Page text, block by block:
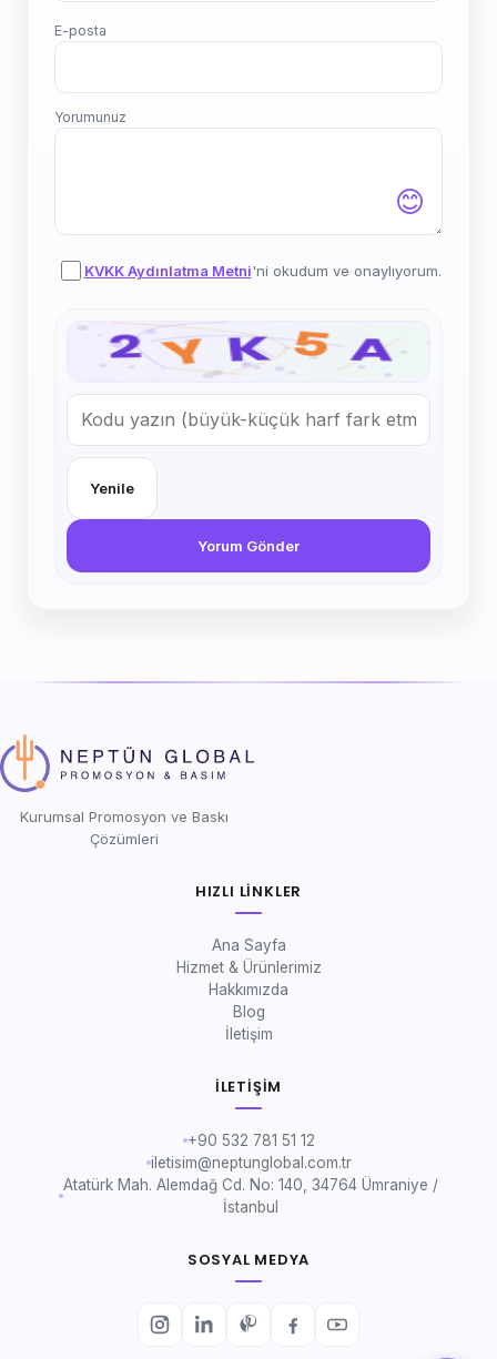
E-posta
Yorumunuz
😊
KVKK Aydınlatma Metni'ni okudum ve onaylıyorum.
Yenile
Yorum Gönder
Kurumsal Promosyon ve Baskı
Çözümleri
HIZLI LINKLER
Ana Sayfa
Hizmet & Ürünlerimiz
Hakkımızda
Blog
İletişim
İLETIŞIM
+90 532 781 51 12
iletisim@neptunglobal.com.tr
Atatürk Mah. Alemdağ Cd. No: 140, 34764 Ümraniye /
İstanbul
SOSYAL MEDYA